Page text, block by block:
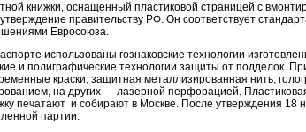
книжки, оснащенный пластиковой страницей с
правительству РФ. Он соответствует
Евросоюза.
использованы гознаковские технологии
и полиграфические технологии защиты от подделок.
краски, защитная металлизированная нить,
на других — лазерной перфорацией.
печатают и собирают в Москве. После утверждения 18
партии.